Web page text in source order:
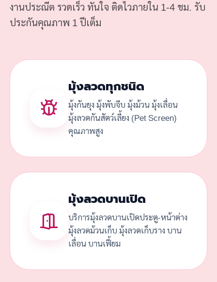
งานประณีต รวดเร็ว ทันใจ ติดไวภายใน 1-4 ชม. รับ
ประกันคุณภาพ 1 ปีเต็ม
มุ้งลวดทุกชนิด
มุ้งกันยุง มุ้งพับจีบ มุ้งม้วน มุ้งเลื่อน
มุ้งลวดกันสัตว์เลี้ยง (Pet Screen)
คุณภาพสูง
มุ้งลวดบานเปิด
บริการมุ้งลวดบานเปิดประตู-หน้าต่าง
มุ้งลวดม้วนเก็บ มุ้งลวดเก็บราง บาน
เลื่อน บานเฟี้ยม